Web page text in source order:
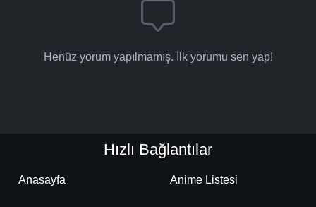
Henüz yorum yapılmamış. İlk yorumu sen yap!
Hızlı Bağlantılar
Anasayfa Anime Listesi